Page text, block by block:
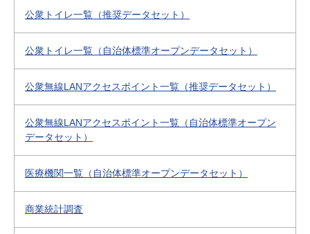
公衆トイレ一覧（推奨データセット）
公衆トイレ一覧（自治体標準オープンデータセット）
公衆無線LANアクセスポイント一覧（推奨データセット）
公衆無線LANアクセスポイント一覧（自治体標準オープン
データセット）
医療機関一覧（自治体標準オープンデータセット）
商業統計調査